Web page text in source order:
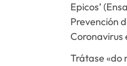
Epicos’
Prevención
Coronavirus
Trátase «do